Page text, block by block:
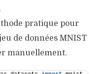
pratique pour
de données MNIST
manuellement.